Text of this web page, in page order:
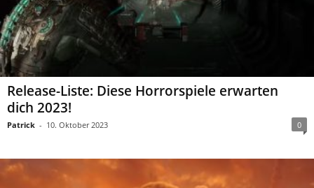
Release-Liste: Diese Horrorspiele erwarten
dich 2023!
Patrick - 10. Oktober 2023 0